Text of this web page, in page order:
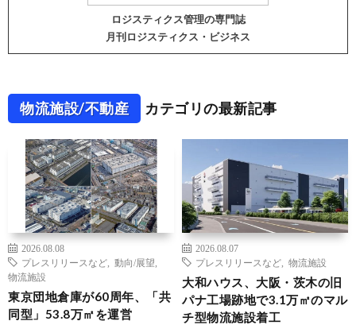
ロジスティクス管理の専門誌
月刊ロジスティクス・ビジネス
物流施設/不動産 カテゴリの最新記事
2026.08.08
プレスリリースなど
動向/展望
物流施設
東京団地倉庫が60周年、「共
同型」53.8万㎡を運営
2026.08.07
プレスリリースなど
物流施設
大和ハウス、大阪・茨木の旧
パナ工場跡地で3.1万㎡のマル
チ型物流施設着工